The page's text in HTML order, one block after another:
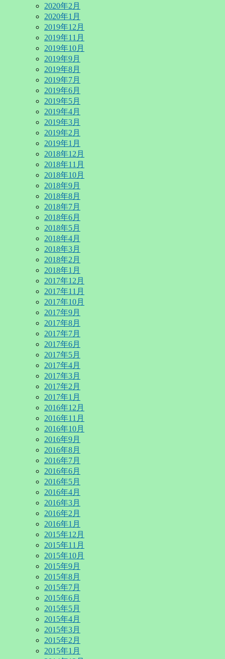
2020年2月
2020年1月
2019年12月
2019年11月
2019年10月
2019年9月
2019年8月
2019年7月
2019年6月
2019年5月
2019年4月
2019年3月
2019年2月
2019年1月
2018年12月
2018年11月
2018年10月
2018年9月
2018年8月
2018年7月
2018年6月
2018年5月
2018年4月
2018年3月
2018年2月
2018年1月
2017年12月
2017年11月
2017年10月
2017年9月
2017年8月
2017年7月
2017年6月
2017年5月
2017年4月
2017年3月
2017年2月
2017年1月
2016年12月
2016年11月
2016年10月
2016年9月
2016年8月
2016年7月
2016年6月
2016年5月
2016年4月
2016年3月
2016年2月
2016年1月
2015年12月
2015年11月
2015年10月
2015年9月
2015年8月
2015年7月
2015年6月
2015年5月
2015年4月
2015年3月
2015年2月
2015年1月